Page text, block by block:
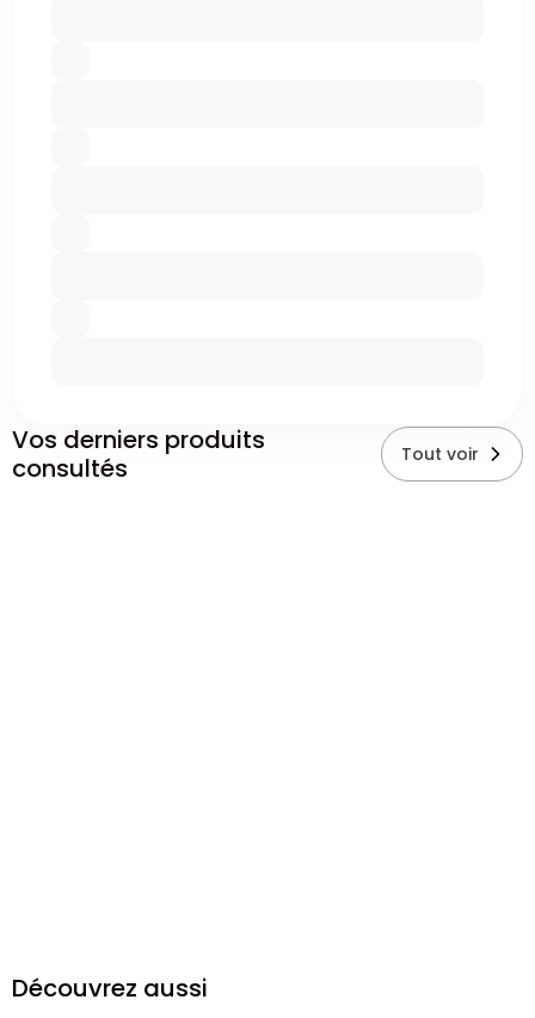
Vos derniers produits
consultés
Tout voir
Découvrez aussi